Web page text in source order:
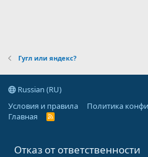
Гугл или яндекс?
Russian (RU)
Условия и правила
Политика
Главная
R
Отказ от ответственности